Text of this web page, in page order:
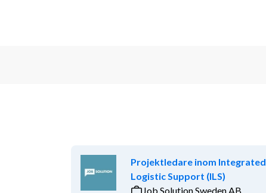
Projektledare inom Integrated
Logistic Support (ILS)
Job Solution Sweden AB